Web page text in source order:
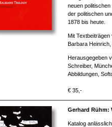
neuen
der politischen
1878 bis heute.
Mit
Barbara
Herausgegeben
Schreiber,
Abbildungen,
€ 35,-
Gerhard Rühm:
Katalog